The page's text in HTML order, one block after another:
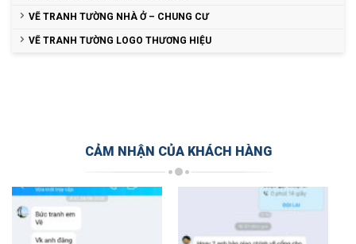
VẼ TRANH TƯỜNG NHÀ Ở – CHUNG CƯ
VẼ TRANH TƯỜNG LOGO THƯƠNG HIỆU
CẢM NHẬN CỦA KHÁCH HÀNG